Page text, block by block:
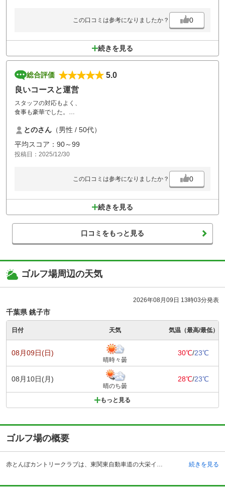
この口コミは参考になりましたか？ 0
続きを見る
総合評価
5.0
良いコースと運営
スタッフの対応もよく、
食事も豪華でした。
グリーンが一部雑草などがあり、トリッキーでした。
が、良いコースと思います
とのさん （男性 / 50代）
平均スコア：90～99
投稿日：2025/12/30
この口コミは参考になりましたか？ 0
続きを見る
口コミをもっと見る
ゴルフ場周辺の天気
2026年08月09日 13時03分発表
千葉県 銚子市
日付 天気 気温（最高/最低）
08月09日(日)
晴時々曇
30℃/23℃
08月10日(月)
晴のち曇
28℃/23℃
もっと見る
ゴルフ場の概要
赤とんぼカントリークラブは、東関東自動車道の大栄インターチェンジから10分程度で到着することができる千葉県にあるゴルフ場です。都心からでも日帰りで行けるというアクセスの良さから、非常に人気の高いゴルフ場です。 クラブハウスは白を基調した高級感のある造りで、吹き抜けがあり解放感のある1階のラウンジは、まるでリゾートホテルのような雰囲気となっています。また、レストランも同様、落ち着いた雰囲気を醸し出しており、メニューもおいしいと評判です。 付帯施設は、プロショップや売店、浴室の他、5打席の練習場、アプローチ練習場、バンカー練習場も完備されており、スタート前のスイングチェックや調整を行うことが可能です。 続きを見る